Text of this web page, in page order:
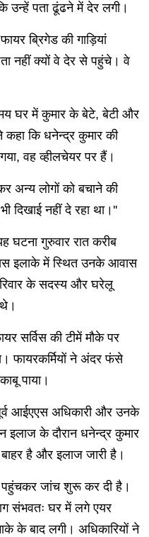
उन्हें पता ढूंढने में देर लगी।
ब्रिगेड की गाड़ियां
नहीं क्यों वे देर से पहुंचे। वे
घर में कुमार के बेटे, बेटी और
कि धनेन्द्र कुमार की
वह व्हीलचेयर पर हैं।
अन्य लोगों को बचाने की
दिखाई नहीं दे रहा था।''
घटना गुरुवार रात करीब
इलाके में स्थित उनके आवास
के सदस्य और घरेलू
सर्विस की टीमें मौके पर
फायरकर्मियों ने अंदर फंसे
पाया।
पूर्व आईएएस अधिकारी और उनके
इलाज के दौरान धनेन्द्र कुमार
है और इलाज जारी है।
जांच शुरू कर दी है।
संभवतः घर में लगे एयर
के बाद लगी। अधिकारियों ने